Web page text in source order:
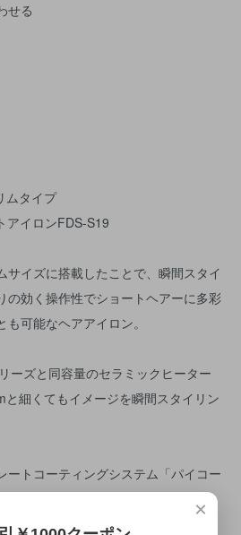
せる
ムタイプ
アイロンFDS-S19
サイズに搭載したことで、瞬間スタイ
の効く操作性でショートヘアーに多彩
可能なヘアアイロン。
ーズと同容量のセラミックヒーター
と細くてもイメージを瞬間スタイリン
ートコーティングシステム「パイコー
率を高めさらに滑らかなすべりと耐久
×